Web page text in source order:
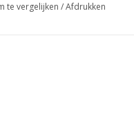
te vergelijken /Afdrukken